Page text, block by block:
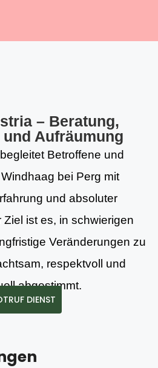
– Beratung,
Aufräumung
Betroffene und
bei Perg mit
und absoluter
Ziel ist es, in schwierigen
Veränderungen zu
respektvoll und
abgestimmt.
DIENST